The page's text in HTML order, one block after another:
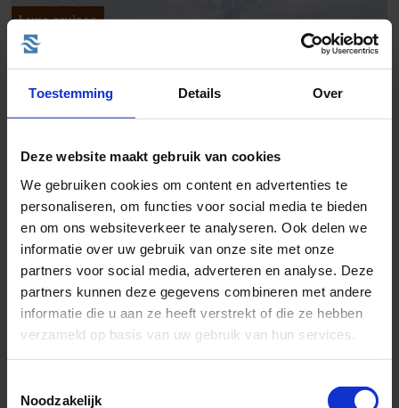
Toestemming Details Over
Deze website maakt gebruik van cookies
We gebruiken cookies om content en advertenties te
personaliseren, om functies voor social media te bieden
en om ons websiteverkeer te analyseren. Ook delen we
informatie over uw gebruik van onze site met onze
partners voor social media, adverteren en analyse. Deze
partners kunnen deze gegevens combineren met andere
informatie die u aan ze heeft verstrekt of die ze hebben
verzameld op basis van uw gebruik van hun services.
Noodzakelijk
Luxe cruises
Silversea Cruises
Bestemming:Oceanie
Schip:Silver Moon (2017)
Vaarroute:Melbourne, Dag op Zee, Eden (New South Wales),
Newcastle (Australia), Dag op Zee, Fraser Island...